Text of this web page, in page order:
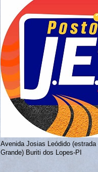
Avenida Josias Leódido (estrada
Grande) Buriti dos Lopes-PI